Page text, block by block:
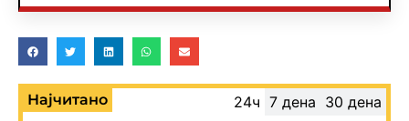
Најчитано 24ч 7 дена 30 дена